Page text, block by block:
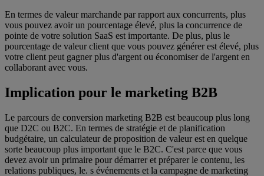
En termes de valeur marchande par rapport aux concurrents, plus
vous pouvez avoir un pourcentage élevé, plus la concurrence de
pointe de votre solution SaaS est importante. De plus, plus le
pourcentage de valeur client que vous pouvez générer est élevé, plus
votre client peut gagner plus d'argent ou économiser de l'argent en
collaborant avec vous.
Implication pour le marketing B2B
Le parcours de conversion marketing B2B est beaucoup plus long
que D2C ou B2C. En termes de stratégie et de planification
budgétaire, un calculateur de proposition de valeur est en quelque
sorte beaucoup plus important que le B2C. C'est parce que vous
devez avoir un primaire pour démarrer et préparer le contenu, les
relations publiques, le. s événements et la campagne de marketing